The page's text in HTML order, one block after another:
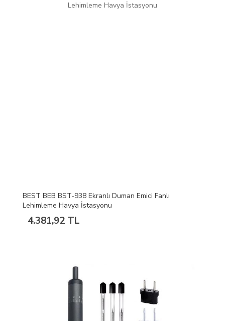
BEST BEB BST-938 Ekranlı Duman Emici Fanlı
Lehimleme Havya İstasyonu
4.381,92 TL